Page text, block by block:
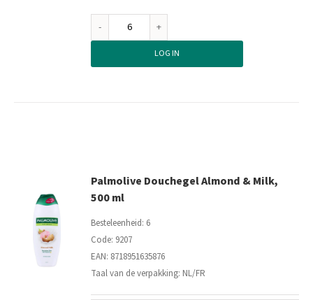
Palmolive
AlluringLOG IN
Palmolive Douchegel Almond & Milk,
500 ml
Besteleenheid: 6
Code: 9207
EAN: 8718951635876
Taal van de verpakking: NL/FR